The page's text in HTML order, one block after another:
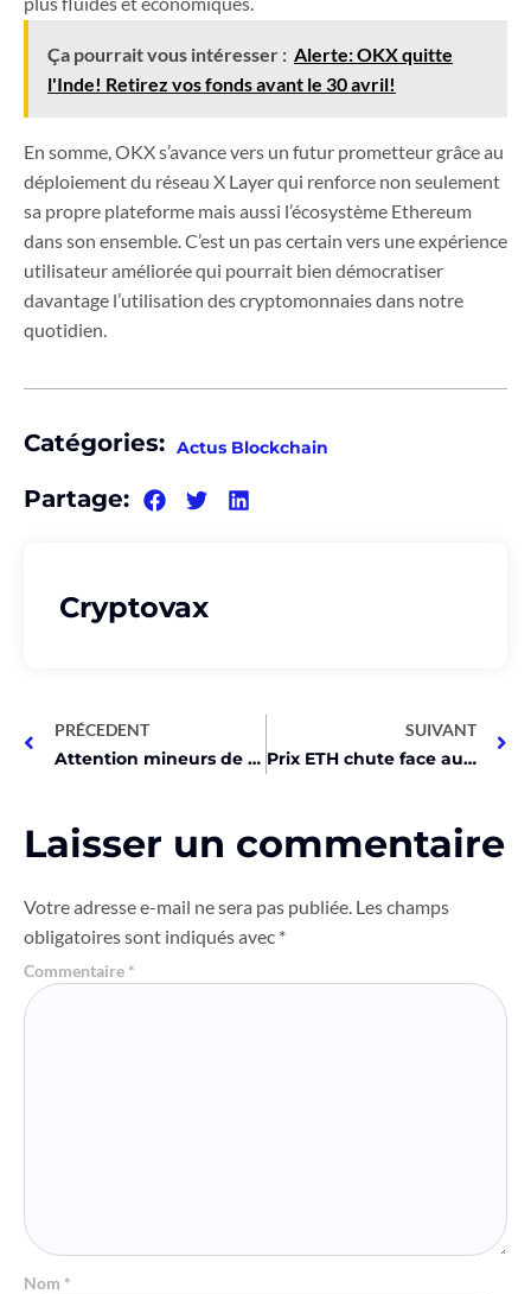
Ça pourrait vous intéresser : Alerte: OKX quitte
l'Inde! Retirez vos fonds avant le 30 avril!
En somme, OKX s’avance vers un futur prometteur grâce au
déploiement du réseau X Layer qui renforce non seulement
sa propre plateforme mais aussi l’écosystème Ethereum
dans son ensemble. C’est un pas certain vers une expérience
utilisateur améliorée qui pourrait bien démocratiser
davantage l’utilisation des cryptomonnaies dans notre
quotidien.
Catégories: Actus Blockchain
Partage:
Cryptovax
PRÉCEDENT
Attention mineurs de Bitcoin : la Norvège durcit sa législation !
SUIVANT
Prix ETH chute face au Bitcoin – Un ETF Ethereum va-t-il sauver la mise?
Laisser un commentaire
Votre adresse e-mail ne sera pas publiée. Les champs
obligatoires sont indiqués avec *
Commentaire *
Nom *